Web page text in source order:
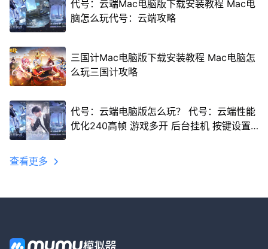
代号：云端Mac电脑版下载安装教程 Mac电
脑怎么玩代号：云端攻略
三国计Mac电脑版下载安装教程 Mac电脑怎
么玩三国计攻略
代号：云端电脑版怎么玩？ 代号：云端性能
优化240高帧 游戏多开 后台挂机 按键设置
查看更多